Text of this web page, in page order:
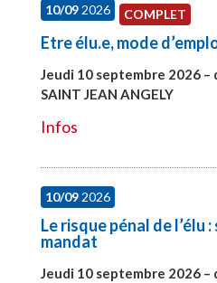
10/092026 COMPLET
Etre élu.e, mode
Jeudi 10 septembre 2026 –
SAINT JEAN ANGELY
Infos
10/092026
Le risque pénal de l’élu
mandat
Jeudi 10 septembre 2026 –